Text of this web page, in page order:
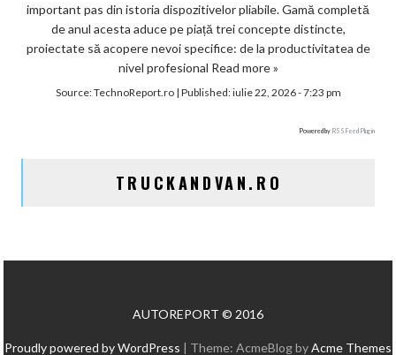
important pas din istoria dispozitivelor pliabile. Gamă completă
de anul acesta aduce pe piață trei concepte distincte,
proiectate să acopere nevoi specifice: de la productivitatea de
nivel profesional Read more »
Source:TechnoReport.ro| Published:iulie 22, 2026 - 7:23 pm
Powered by RSS Feed Plugin
TRUCKANDVAN.RO
AUTOREPORT © 2016
Proudly powered by WordPress | Theme: AcmeBlog byAcme Themes